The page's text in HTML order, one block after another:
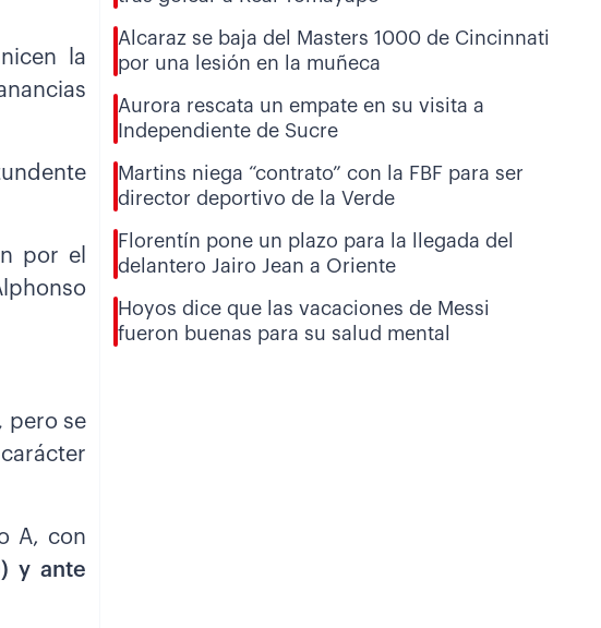
la
por el
pero se
A, con
y ante
Alcaraz se baja del Masters 1000 de Cincinnati
por una lesión en la muñeca
Aurora rescata un empate en su visita a
Independiente de Sucre
Martins niega “contrato” con la FBF para ser
director deportivo de la Verde
Florentín pone un plazo para la llegada del
delantero Jairo Jean a Oriente
Hoyos dice que las vacaciones de Messi
fueron buenas para su salud mental